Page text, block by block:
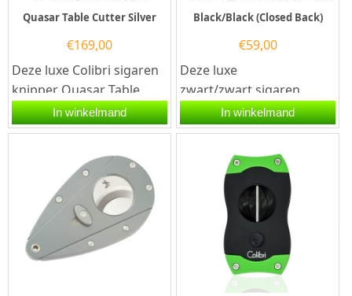
Quasar Table Cutter Silver
€169,00
Deze luxe Colibri sigaren
knipper Quasar Table
Cutter Silver is één
combinatie van de
In winkelmand
Black/Black (Closed Back)
€59,00
Deze luxe
zwart/zwart sigaren
knipper Colibri S-Cut
(Closed Back) is voorzien
In winkelmand